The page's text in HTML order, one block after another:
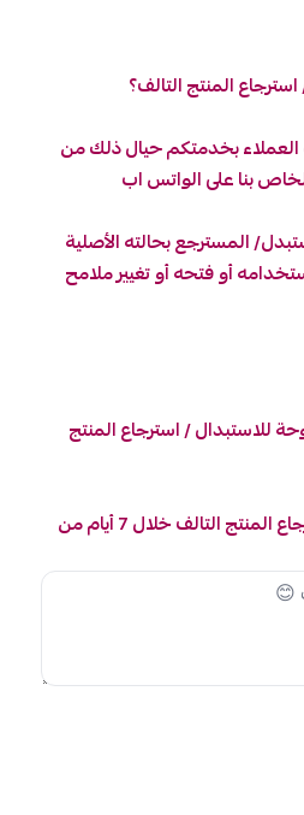
المنتج التالف؟
بخدمتكم حيال ذلك من
بنا على الواتس اب
المسترجع بحالته الأصلية
أو فتحه أو تغيير ملامح
/ استرجاع المنتج
ج: يمكنكم استبدال / استرجاع المنتج التالف خلال 7 أيام من